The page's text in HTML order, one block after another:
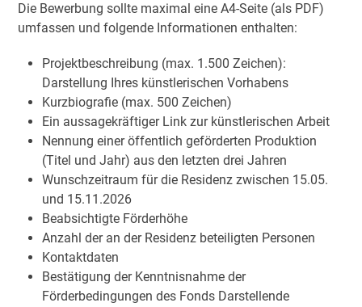
Die Bewerbung sollte maximal eine A4-Seite (als PDF)
umfassen und folgende Informationen enthalten:
Projektbeschreibung (max. 1.500 Zeichen):
Darstellung Ihres künstlerischen Vorhabens
Kurzbiografie (max. 500 Zeichen)
Ein aussagekräftiger Link zur künstlerischen Arbeit
Nennung einer öffentlich geförderten Produktion
(Titel und Jahr) aus den letzten drei Jahren
Wunschzeitraum für die Residenz zwischen 15.05.
und 15.11.2026
Beabsichtigte Förderhöhe
Anzahl der an der Residenz beteiligten Personen
Kontaktdaten
Bestätigung der Kenntnisnahme der
Förderbedingungen des Fonds Darstellende